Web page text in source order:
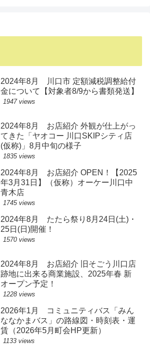
2024年8月 川口市 定額減税調整給付
金について【対象者8/9から書類発送】
1947 views
2024年8月 お店紹介 外観が仕上がっ
てきた「ヤオコー 川口SKIPシティ店
(仮称)」8月中旬の様子
1835 views
2024年8月 お店紹介 OPEN！【2025
年3月31日】（仮称）オーケー川口中
青木店
1745 views
2024年8月 たたら祭り8月24日(土)・
25日(日)開催！
1570 views
2024年8月 お店紹介 旧そごう川口店
跡地に出来る商業施設、2025年春 新
オープン予定！
1228 views
2026年1月 コミュニティバス「みん
ななかまバス」の路線図・時刻表・運
賃（2026年5月町会HP更新）
1133 views